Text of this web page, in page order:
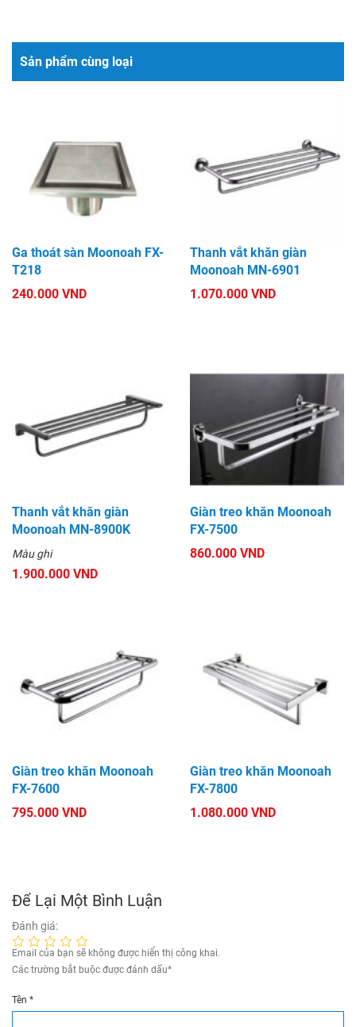
Sản phẩm cùng loại
Ga thoát sàn Moonoah FX-
T218
240.000 VND
Thanh vắt khăn giàn
Moonoah MN-6901
1.070.000 VND
Thanh vắt khăn giàn
Moonoah MN-8900K
Màu ghi
1.900.000 VND
Giàn treo khăn Moonoah
FX-7500
860.000 VND
Giàn treo khăn Moonoah
FX-7600
795.000 VND
Giàn treo khăn Moonoah
FX-7800
1.080.000 VND
Để Lại Một Bình Luận
Đánh giá:
Email của bạn sẽ không được hiển thị công khai.
Các trường bắt buộc được đánh dấu*
Tên *